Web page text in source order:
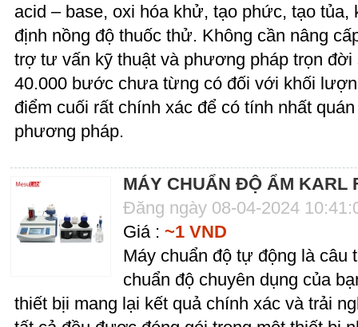
acid – base, oxi hóa khử, tạo phức, tạo
định nồng độ thuốc thử. Không cần nâng
trợ tư vấn kỹ thuật và phương pháp trọn
40.000 bước chưa từng có đối với khối
điểm cuối rất chính xác để có tính nhất
phương pháp.
MÁY CHUẨN ĐỘ ẨM KARL
Đăng ngày 08-04-2024
Giá : ~1 VND
Máy chuẩn độ tự động là câu
chuẩn độ chuyên dụng của
thiết bịi mang lại kết quả chính xác và trải